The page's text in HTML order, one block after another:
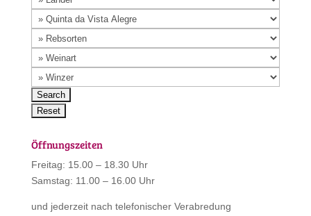
Öffnungszeiten
Freitag: 15.00 – 18.30 Uhr
Samstag: 11.00 – 16.00 Uhr
und jederzeit nach telefonischer Verabredung